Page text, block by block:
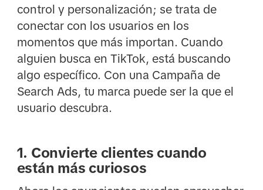
control y personalización; se trata de
conectar con los usuarios en los
momentos que más importan. Cuando
alguien busca en TikTok, está buscando
algo específico. Con una Campaña de
Search Ads, tu marca puede ser la que el
usuario descubra.
1. Convierte clientes cuando
están más curiosos